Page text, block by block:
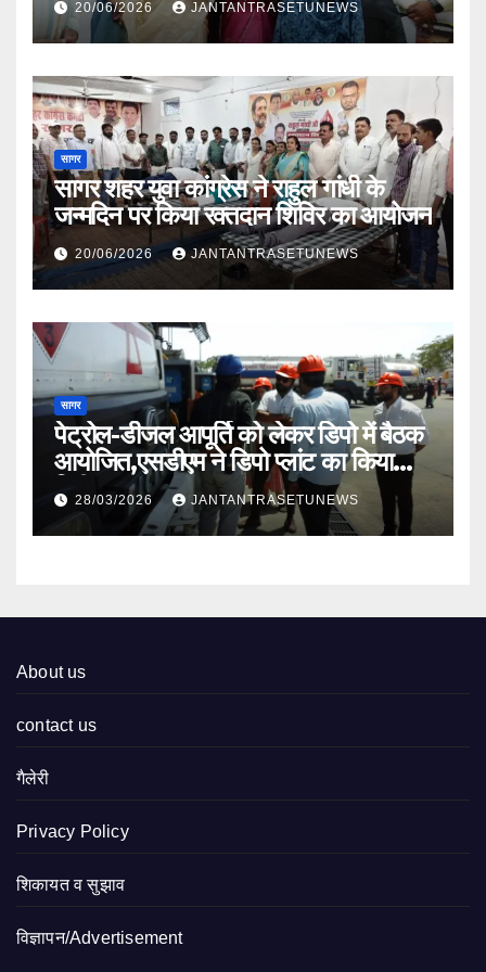
20/06/2026 JANTANTRASETUNEWS
सागर
सागर शहर युवा कांग्रेस ने राहुल गांधी के
जन्मदिन पर किया रक्तदान शिविर का आयोजन
20/06/2026 JANTANTRASETUNEWS
सागर
पेट्रोल-डीजल आपूर्ति को लेकर डिपो में बैठक
आयोजित,एसडीएम ने डिपो प्लांट का किया
निरीक्षण
28/03/2026 JANTANTRASETUNEWS
About us
contact us
गैलेरी
Privacy Policy
शिकायत व सुझाव
विज्ञापन/Advertisement